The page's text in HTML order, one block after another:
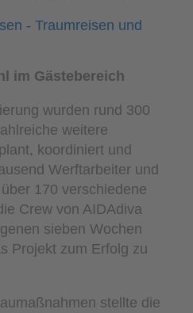
im Gästebereich
wurden rund 300
weitere
koordiniert und
Werftarbeiter und
170 verschiedene
Crew von AIDAdiva
sieben Wochen
Projekt zum Erfolg zu
stellte die